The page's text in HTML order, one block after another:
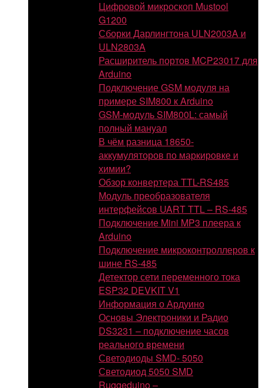
Цифровой микроскоп Mustool
G1200
Сборки Дарлингтона ULN2003A и
ULN2803A
Расширитель портов MCP23017 для
Arduino
Подключение GSM модуля на
примере SIM800 к Arduino
GSM-модуль SIM800L: самый
полный мануал
В чём разница 18650-
аккумуляторов по маркировке и
химии?
Обзор конвертера TTL-RS485
Модуль преобразователя
интерфейсов UART TTL – RS-485
Подключение Mini MP3 плеера к
Arduino
Подключение микроконтроллеров к
шине RS-485
Детектор сети переменного тока
ESP32 DEVKIT V1
Информация о Ардуино
Основы Электроники и Радио
DS3231 – подключение часов
реального времени
Светодиоды SMD- 5050
Светодиод 5050 SMD
Ruggeduino –